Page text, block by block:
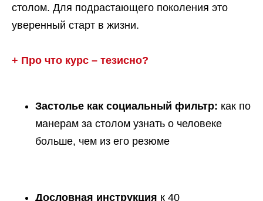
столом. Для подрастающего поколения это
уверенный старт в жизни.
+ Про что курс – тезисно?
Застолье как социальный фильтр: как по
манерам за столом узнать о человеке
больше, чем из его резюме
Дословная инструкция к 40